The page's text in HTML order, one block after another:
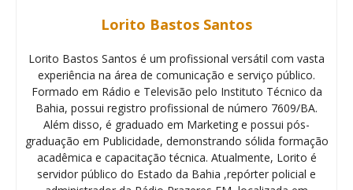
Lorito Bastos Santos
Lorito Bastos Santos é um profissional versátil com vasta
experiência na área de comunicação e serviço público.
Formado em Rádio e Televisão pelo Instituto Técnico da
Bahia, possui registro profissional de número 7609/BA.
Além disso, é graduado em Marketing e possui pós-
graduação em Publicidade, demonstrando sólida formação
acadêmica e capacitação técnica. Atualmente, Lorito é
servidor público do Estado da Bahia ,repórter policial e